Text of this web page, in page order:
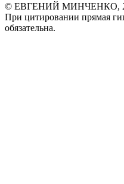
© ЕВГЕНИЙ МИНЧЕНКО,
При цитировании прямая
обязательна.